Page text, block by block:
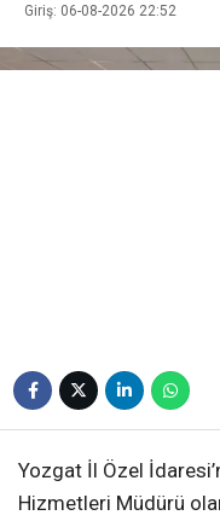
Giriş: 06-08-2026 22:52
Yozgat İl Özel
Hizmetleri Müdürü